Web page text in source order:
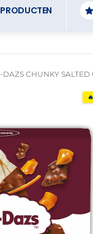
CHUNKY SALTED